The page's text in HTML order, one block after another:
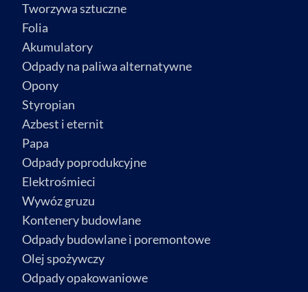
Tworzywa sztuczne
Folia
Akumulatory
Odpady na paliwa alternatywne
Opony
Styropian
Azbest i eternit
Papa
Odpady poprodukcyjne
Elektrośmieci
Wywóz gruzu
Kontenery budowlane
Odpady budowlane i poremontowe
Olej spożywczy
Odpady opakowaniowe